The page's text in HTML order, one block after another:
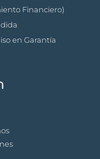
Financiero)
en Garantía